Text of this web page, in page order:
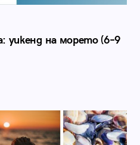
уикенд на морето (6–9